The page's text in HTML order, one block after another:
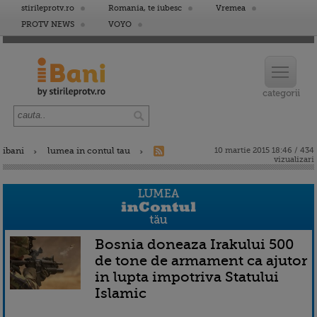
stirileprotv.ro Romania, te iubesc
Vremea
PROTV NEWS
VOYO
ibani lumea in contul tau
10 martie 2015 18:46 / 434
vizualizari
Bosnia doneaza Irakului 500
de tone de armament ca ajutor
in lupta impotriva Statului
Islamic